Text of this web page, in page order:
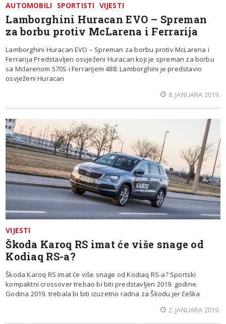
AUTOMOBILI SPORTISTI VIJESTI
Lamborghini Huracan EVO – Spreman
za borbu protiv McLarena i Ferrarija
Lamborghini Huracan EVO – Spreman za borbu protiv McLarena i
Ferrarija Predstavljen osvježeni Huracan koji je spreman za borbu
sa Mclarenom 570S i Ferrarijem 488. Lamborghini je predstavio
osvježeni Huracan
8. JANUARA 2019.
VIJESTI
Škoda Karoq RS imat će više snage od
Kodiaq RS-a?
Škoda Karoq RS imat će više snage od Kodiaq RS-a? Sportski
kompaktni crossover trebao bi biti predstavljen 2019. godine.
Godina 2019. trebala bi biti izuzetno radna za Škodu jer češka
2. JANUARA 2019.